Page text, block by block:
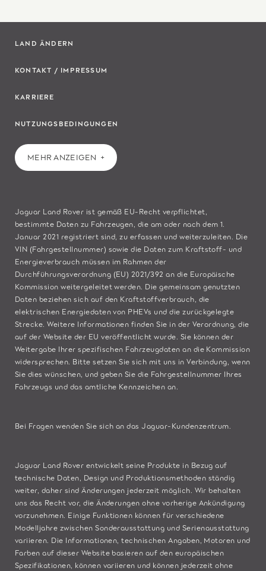
LAND ÄNDERN
KONTAKT / IMPRESSUM
KARRIERE
NUTZUNGSBEDINGUNGEN
MEHR ANZEIGEN
Jaguar Land Rover ist gemäß EU-Recht verpflichtet,
bestimmte Daten zu Fahrzeugen, die am oder nach dem 1.
Januar 2021 registriert sind, zu erfassen und weiterzuleiten. Die
VIN (Fahrgestellnummer) sowie die Daten zum Kraftstoff- und
Energieverbrauch müssen im Rahmen der
Durchführungsverordnung (EU) 2021/392 an die Europäische
Kommission weitergeleitet werden. Die gemeinsam genutzten
Daten beziehen sich auf den Kraftstoffverbrauch, die
elektrischen Energiedaten von PHEVs und die zurückgelegte
Strecke. Weitere Informationen finden Sie in der Verordnung, die
auf der Website der EU veröffentlicht wurde. Sie können der
Weitergabe Ihrer spezifischen Fahrzeugdaten an die Kommission
widersprechen. Bittesetzen Sie sich mit uns in Verbindung , wenn
Sie dies wünschen, und geben Sie die Fahrgestellnummer Ihres
Fahrzeugs und das amtliche Kennzeichen an.
Bei Fragen wenden Sie sich an dasJaguar-Kundenzentrum
Jaguar Land Rover entwickelt seine Produkte in Bezug auf
technische Daten, Design und Produktionsmethoden ständig
weiter, daher sind Änderungen jederzeit möglich. Wir behalten
uns das Recht vor, die Änderungen ohne vorherige Ankündigung
vorzunehmen. Einige Funktionen können für verschiedene
Modelljahre zwischen Sonderausstattung und Serienausstattung
variieren. Die Informationen, technischen Angaben, Motoren und
Farben auf dieser Website basieren auf den europäischen
Spezifikationen, können variieren und können jederzeit ohne